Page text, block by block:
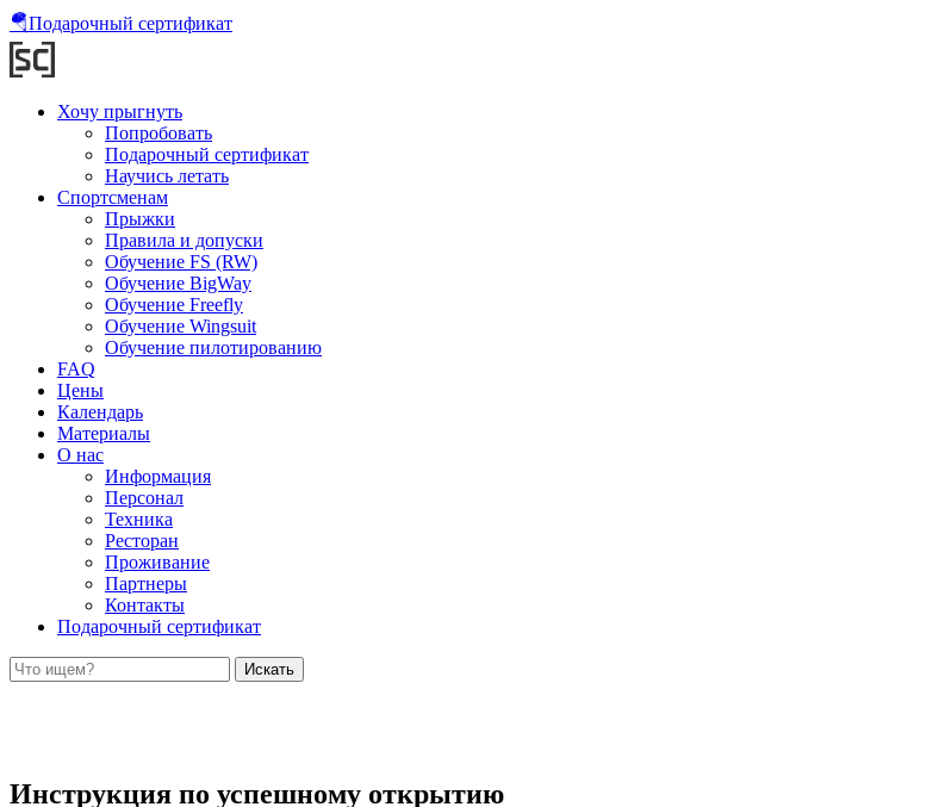
🪂Подарочный сертификат
Хочу прыгнуть
Попробовать
Подарочный сертификат
Научись летать
Спортсменам
Прыжки
Правила и допуски
Обучение FS (RW)
Обучение BigWay
Обучение Freefly
Обучение Wingsuit
Обучение пилотированию
FAQ
Цены
Календарь
Материалы
О нас
Информация
Персонал
Техника
Ресторан
Проживание
Партнеры
Контакты
Подарочный сертификат
Искать
Инструкция по успешному открытию